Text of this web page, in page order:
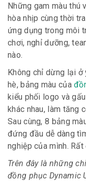
Những gam màu thú
hòa nhịp cùng thời
ứng dụng trong môi
chơi, nghỉ dưỡng,
nào.
Không chỉ dừng lại
hè, bảng màu của
kiểu phối logo và
khác nhau, làm tăng
Sau cùng, 8 bảng
đứng đầu dễ dàng
nghiệp của mình.
Trên đây là những
đồng phục Dynamic